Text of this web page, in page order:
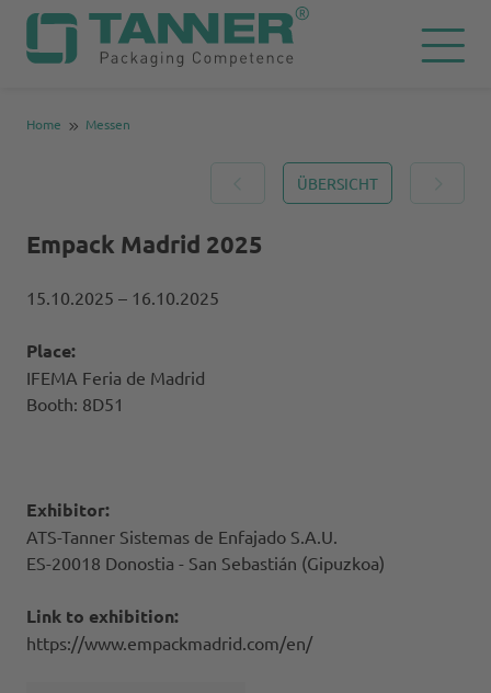
Home Messen
ÜBERSICHT
Empack Madrid 2025
15.10.2025 – 16.10.2025
Place:
IFEMA Feria de Madrid
Booth: 8D51
Exhibitor:
ATS-Tanner Sistemas de Enfajado S.A.U.
ES-20018 Donostia - San Sebastián (Gipuzkoa)
Link to exhibition:
https://www.empackmadrid.com/en/